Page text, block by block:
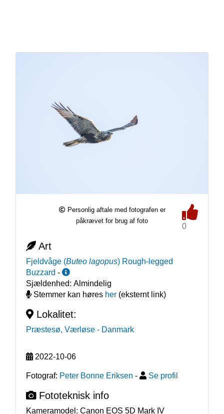
Personlig aftale med fotografen er
påkrævet for brug af foto
0
Art
Fjeldvåge (Buteo lagopus) Rough-legged
Buzzard -
Sjældenhed: Almindelig
Stemmer kan høres her(eksternt link)
Lokalitet:
Præstesø, Værløse - Danmark
2022-10-06
Fotograf: Peter Bonne Eriksen - Se profil
Fototeknisk info
Kameramodel: Canon EOS 5D Mark IV